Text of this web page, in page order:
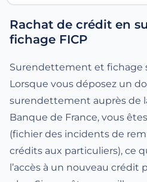
Rachat de crédit en
fichage FICP
Surendettement et fichage
Lorsque vous déposez un
surendettement auprès de
Banque de France, vous
(fichier des incidents de
crédits aux particuliers), ce
l’accès à un nouveau crédit